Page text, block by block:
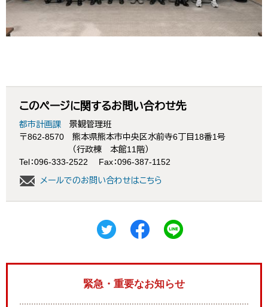
このページに関するお問い合わせ先
都市計画課
景観管理班
〒862-8570
熊本県熊本市中央区水前寺6丁目18番1号
（行政棟 本館11階）
Tel：096-333-2522
Fax：096-387-1152
メールでのお問い合わせはこちら
緊急・重要なお知らせ